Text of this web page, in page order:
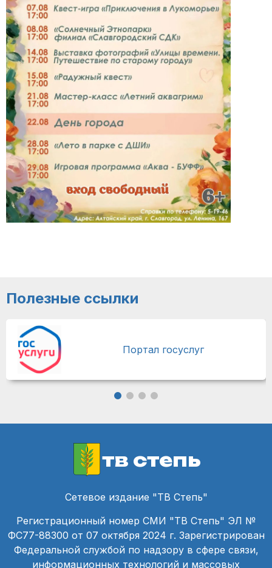
Полезные ссылки
Портал госуслуг
тв степь
Сетевое издание "ТВ Степь"
Регистрационный номер СМИ "ТВ Степь" ЭЛ №
ФС77-88300 от 07 октября 2024 г. Зарегистрирован
Федеральной службой по надзору в сфере связи,
информационных технологий и массовых